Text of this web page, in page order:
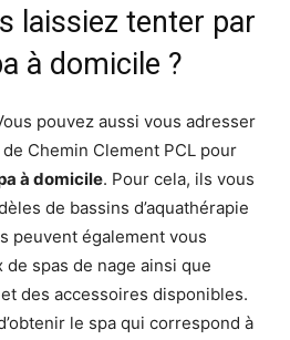
laissiez tenter par
à domicile ?
pouvez aussi vous adresser
Chemin Clement PCL pour
à domicile. Pour cela, ils vous
de bassins d’aquathérapie
peuvent également vous
spas de nage ainsi que
des accessoires disponibles.
le spa qui correspond à